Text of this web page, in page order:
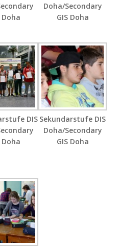
Doha
Doha/Secondary
GIS Doha
DIS
Doha
Sekundarstufe DIS
Doha/Secondary
GIS Doha